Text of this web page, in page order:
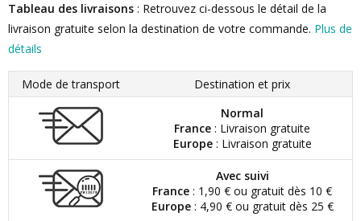
Tableau des livraisons : Retrouvez ci-dessous le détail de la
livraison gratuite selon la destination de votre commande. Plus de
détails
Mode de transport
Destination et prix
Normal
France : Livraison gratuite
Europe: Livraison gratuite
Avec suivi
France : 1,90 € ou gratuit dès 10 €
Europe: 4,90 € ou gratuit dès 25 €